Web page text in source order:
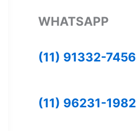
WHATSAPP
(11) 91332-7456
(11) 96231-1982